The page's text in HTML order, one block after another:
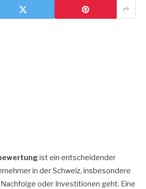
ist ein entscheidender
in der Schweiz, insbesondere
oder Investitionen geht. Eine